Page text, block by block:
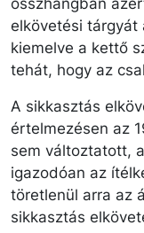
összhangban
elkövetési tárgyát
kiemelve a kettő
tehát, hogy az
A sikkasztás
értelmezésen az
sem változtatott,
igazodóan az
töretlenül arra az
sikkasztás